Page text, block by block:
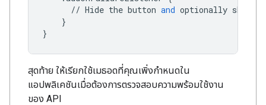
// Hide the button and optionally show
}
}
สุดท้าย ให้เรียกใช้เมธอดที่คุณเพิ่งกำหนดใน
แอปพลิเคชันเมื่อต้องการตรวจสอบความพร้อมใช้งาน
ของ API